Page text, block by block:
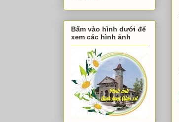
Bấm vào hình dưới để
xem các hình ảnh